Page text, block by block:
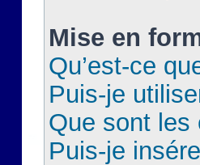
Mise en
Qu’est-ce
Puis-je
Que sont les
Puis-je